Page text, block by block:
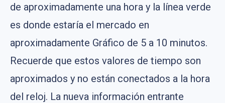
de aproximadamente una hora y la línea verde
es donde estaría el mercado en
aproximadamente Gráfico de 5 a 10 minutos.
Recuerde que estos valores de tiempo son
aproximados y no están conectados a la hora
del reloj. La nueva información entrante